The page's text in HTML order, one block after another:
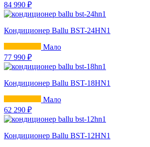
84 990 ₽
Кондиционер Ballu BST-24HN1
Мало
77 990 ₽
Кондиционер Ballu BST-18HN1
Мало
62 290 ₽
Кондиционер Ballu BST-12HN1